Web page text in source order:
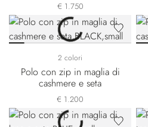
€ 1.750
2 colori
Polo con zip in maglia di
cashmere e seta
€ 1.200